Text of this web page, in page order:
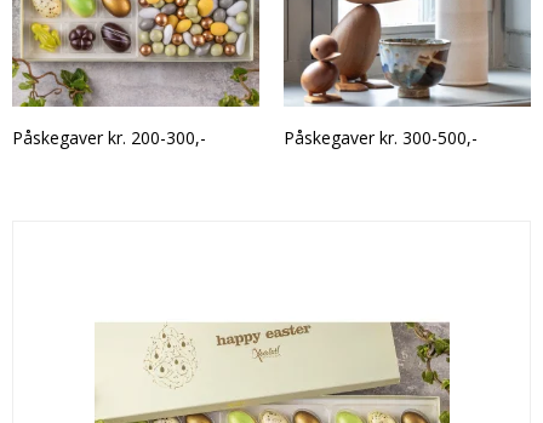
Påskegaver kr. 200-300,- Påskegaver kr. 300-500,-